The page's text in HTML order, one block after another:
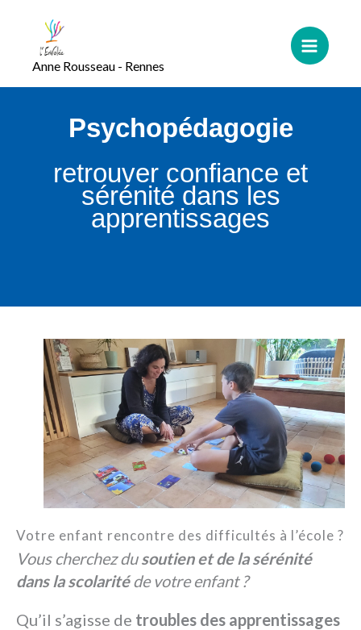
contenu
Anne Rousseau - Rennes
Psychopédagogie
retrouver confiance et
sérénité dans les
apprentissages
Votre enfant rencontre des difficultés à l’école ?
Vous cherchez dusoutien et de la sérénité
dans la scolaritéde votre enfant ?
Qu’il s’agisse de troubles des apprentissages